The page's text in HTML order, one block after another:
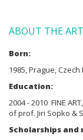
ABOUT THE
Born:
1985, Prague,
Education:
2004 - 2010 FINE
of prof. Jiri Sopko &
Scholarships and